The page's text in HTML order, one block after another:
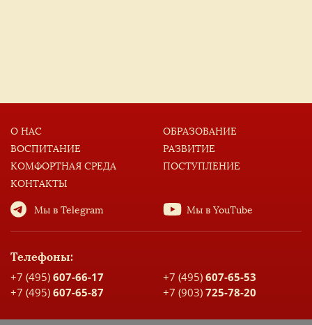
О НАС
ОБРАЗОВАНИЕ
ВОСПИТАНИЕ
РАЗВИТИЕ
КОМФОРТНАЯ СРЕДА
ПОСТУПЛЕНИЕ
КОНТАКТЫ
Мы в Telegram Мы в YouTube
Телефоны:
+7 (495) 607-66-17 +7 (495) 607-65-53
+7 (495) 607-65-87 +7 (903) 725-78-20